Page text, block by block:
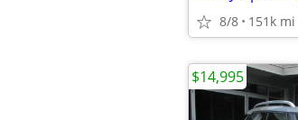
8/8 151k mi
$14,995